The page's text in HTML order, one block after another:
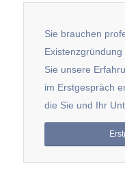
Sie brauchen
Sie unsere
im Erstgespräch
die Sie und Ihr